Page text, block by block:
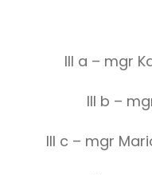
III a – mgr
III b –
III c – mgr